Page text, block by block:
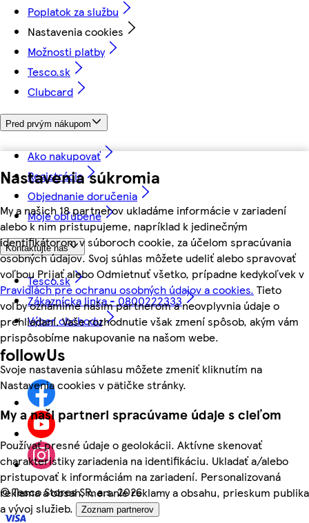
Nastavenia súkromia
My a našich 18 partnerov ukladáme informácie v zariadení
alebo k nim pristupujeme, napríklad k jedinečným
identifikátorom v súboroch cookie, za účelom spracúvania
osobných údajov. Svoj súhlas môžete udeliť alebo spravovať
voľbou Prijať alebo Odmietnuť všetko, prípadne kedykoľvek v
Pravidlách pre ochranu osobných údajov a cookies. Tieto
voľby oznámime našim partnerom a neovplyvnia údaje o
prehliadaní. Vaše rozhodnutie však zmení spôsob, akým vám
prispôsobíme nakupovanie na našom webe.
Svoje nastavenia súhlasu môžete zmeniť kliknutím na
Nastavenia cookies v pätičke stránky.
My a naši partneri spracúvame údaje s cieľom
Používať presné údaje o geolokácii. Aktívne skenovať
charakteristiky zariadenia na identifikáciu. Ukladať a/alebo
pristupovať k informáciám na zariadení. Personalizovaná
reklama a obsah, meranie reklamy a obsahu, prieskum publika
a vývoj služieb.
Zoznam partnerov
Poplatok za službu
Nastavenia cookies
Možnosti platby
Tesco.sk
Clubcard
Pred prvým nákupom
Ako nakupovať
Registrácia
Objednanie doručenia
Moje obľúbené
Kontaktujte nás
Tesco.sk
Zákaznícka linka - 0800222333
Výber obchodu
followUs
©Tesco Stores SR, a.s. 2026